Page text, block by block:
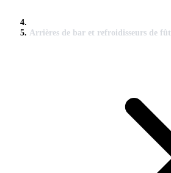
Arrières de bar et refroidisseurs de fût